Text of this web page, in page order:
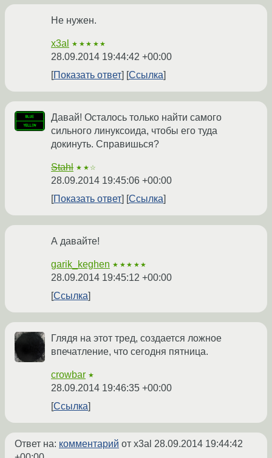
Не нужен.
x3al ★★★★★
28.09.2014 19:44:42 +00:00
Показать ответ
Ссылка
Давай! Осталось только найти самого
сильного линуксоида, чтобы его туда
докинуть. Справишься?
Stahl ★★☆
28.09.2014 19:45:06 +00:00
Показать ответ
Ссылка
А давайте!
garik_keghen ★★★★★
28.09.2014 19:45:12 +00:00
Ссылка
Глядя на этот тред, создается ложное
впечатление, что сегодня пятница.
crowbar ★
28.09.2014 19:46:35 +00:00
Ссылка
Ответ на: комментарий от x3al 28.09.2014 19:44:42